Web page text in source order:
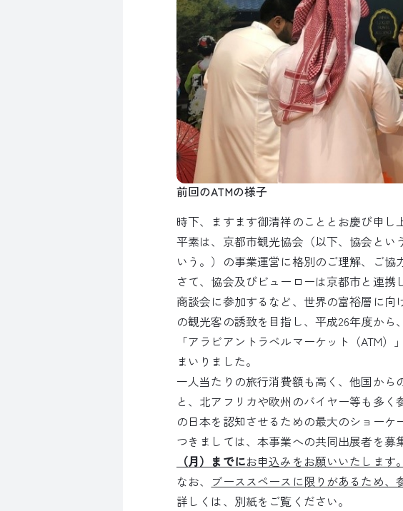
前回のATMの様子
時下、ますます御清祥のこととお慶び申し
平素は、京都市観光協会（以下、協会とい
いう。）の事業運営に格別のご理解、ご協
さて、協会及びビューローは京都市と連
商談会に参加するなど、世界の富裕層に
の観光客の誘致を目指し、平成26年度か
「アラビアントラベルマーケット（ATM
まいりました。
一人当たりの旅行消費額も高く、他国から
と、北アフリカや欧州のバイヤー等も多
の日本を認知させるための最大のショーケ
つきましては、本事業への共同出展者を募
（月）までにお申込みをお願いいたします。
なお、 ブーススペースに限りがあるため、
詳しくは、別紙をご覧ください。